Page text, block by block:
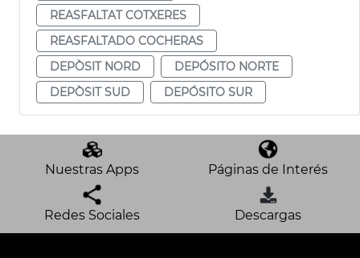
REASFALTAT COTXERES
REASFALTADO COCHERAS
DEPÒSIT NORD
DEPÓSITO NORTE
DEPÒSIT SUD
DEPÓSITO SUR
Nuestras Apps Páginas de Interés
Redes Sociales Descargas